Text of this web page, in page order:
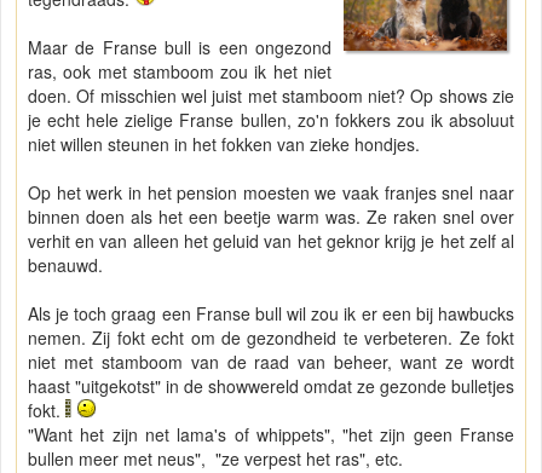
Maar de Franse bull is een ongezond
ras, ook met stamboom zou ik het niet
doen. Of misschien wel juist met stamboom niet? Op shows zie
je echt hele zielige Franse bullen, zo'n fokkers zou ik absoluut
niet willen steunen in het fokken van zieke hondjes.
Op het werk in het pension moesten we vaak franjes snel naar
binnen doen als het een beetje warm was. Ze raken snel over
verhit en van alleen het geluid van het geknor krijg je het zelf al
benauwd.
Als je toch graag een Franse bull wil zou ik er een bij hawbucks
nemen. Zij fokt echt om de gezondheid te verbeteren. Ze fokt
niet met stamboom van de raad van beheer, want ze wordt
haast "uitgekotst" in de showwereld omdat ze gezonde bulletjes
fokt.
"Want het zijn net lama's of whippets", "het zijn geen Franse
bullen meer met neus", "ze verpest het ras", etc.